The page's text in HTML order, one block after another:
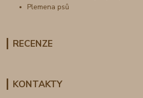
Plemena psů
RECENZE
KONTAKTY